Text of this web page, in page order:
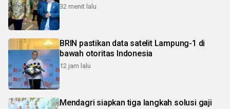
32 menit lalu
BRIN pastikan data satelit Lampung-1 di
bawah otoritas Indonesia
12 jam lalu
Mendagri siapkan tiga langkah solusi gaji